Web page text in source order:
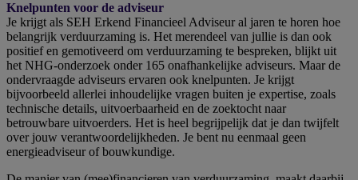
Knelpunten voor de adviseur
Je krijgt als SEH Erkend Financieel Adviseur al jaren te horen hoe
belangrijk verduurzaming is. Het merendeel van jullie is dan ook
positief en gemotiveerd om verduurzaming te bespreken, blijkt uit
het NHG-onderzoek onder 165 onafhankelijke adviseurs. Maar de
ondervraagde adviseurs ervaren ook knelpunten. Je krijgt
bijvoorbeeld allerlei inhoudelijke vragen buiten je expertise, zoals
technische details, uitvoerbaarheid en de zoektocht naar
betrouwbare uitvoerders. Het is heel begrijpelijk dat je dan twijfelt
over jouw verantwoordelijkheden. Je bent nu eenmaal geen
energieadviseur of bouwkundige.